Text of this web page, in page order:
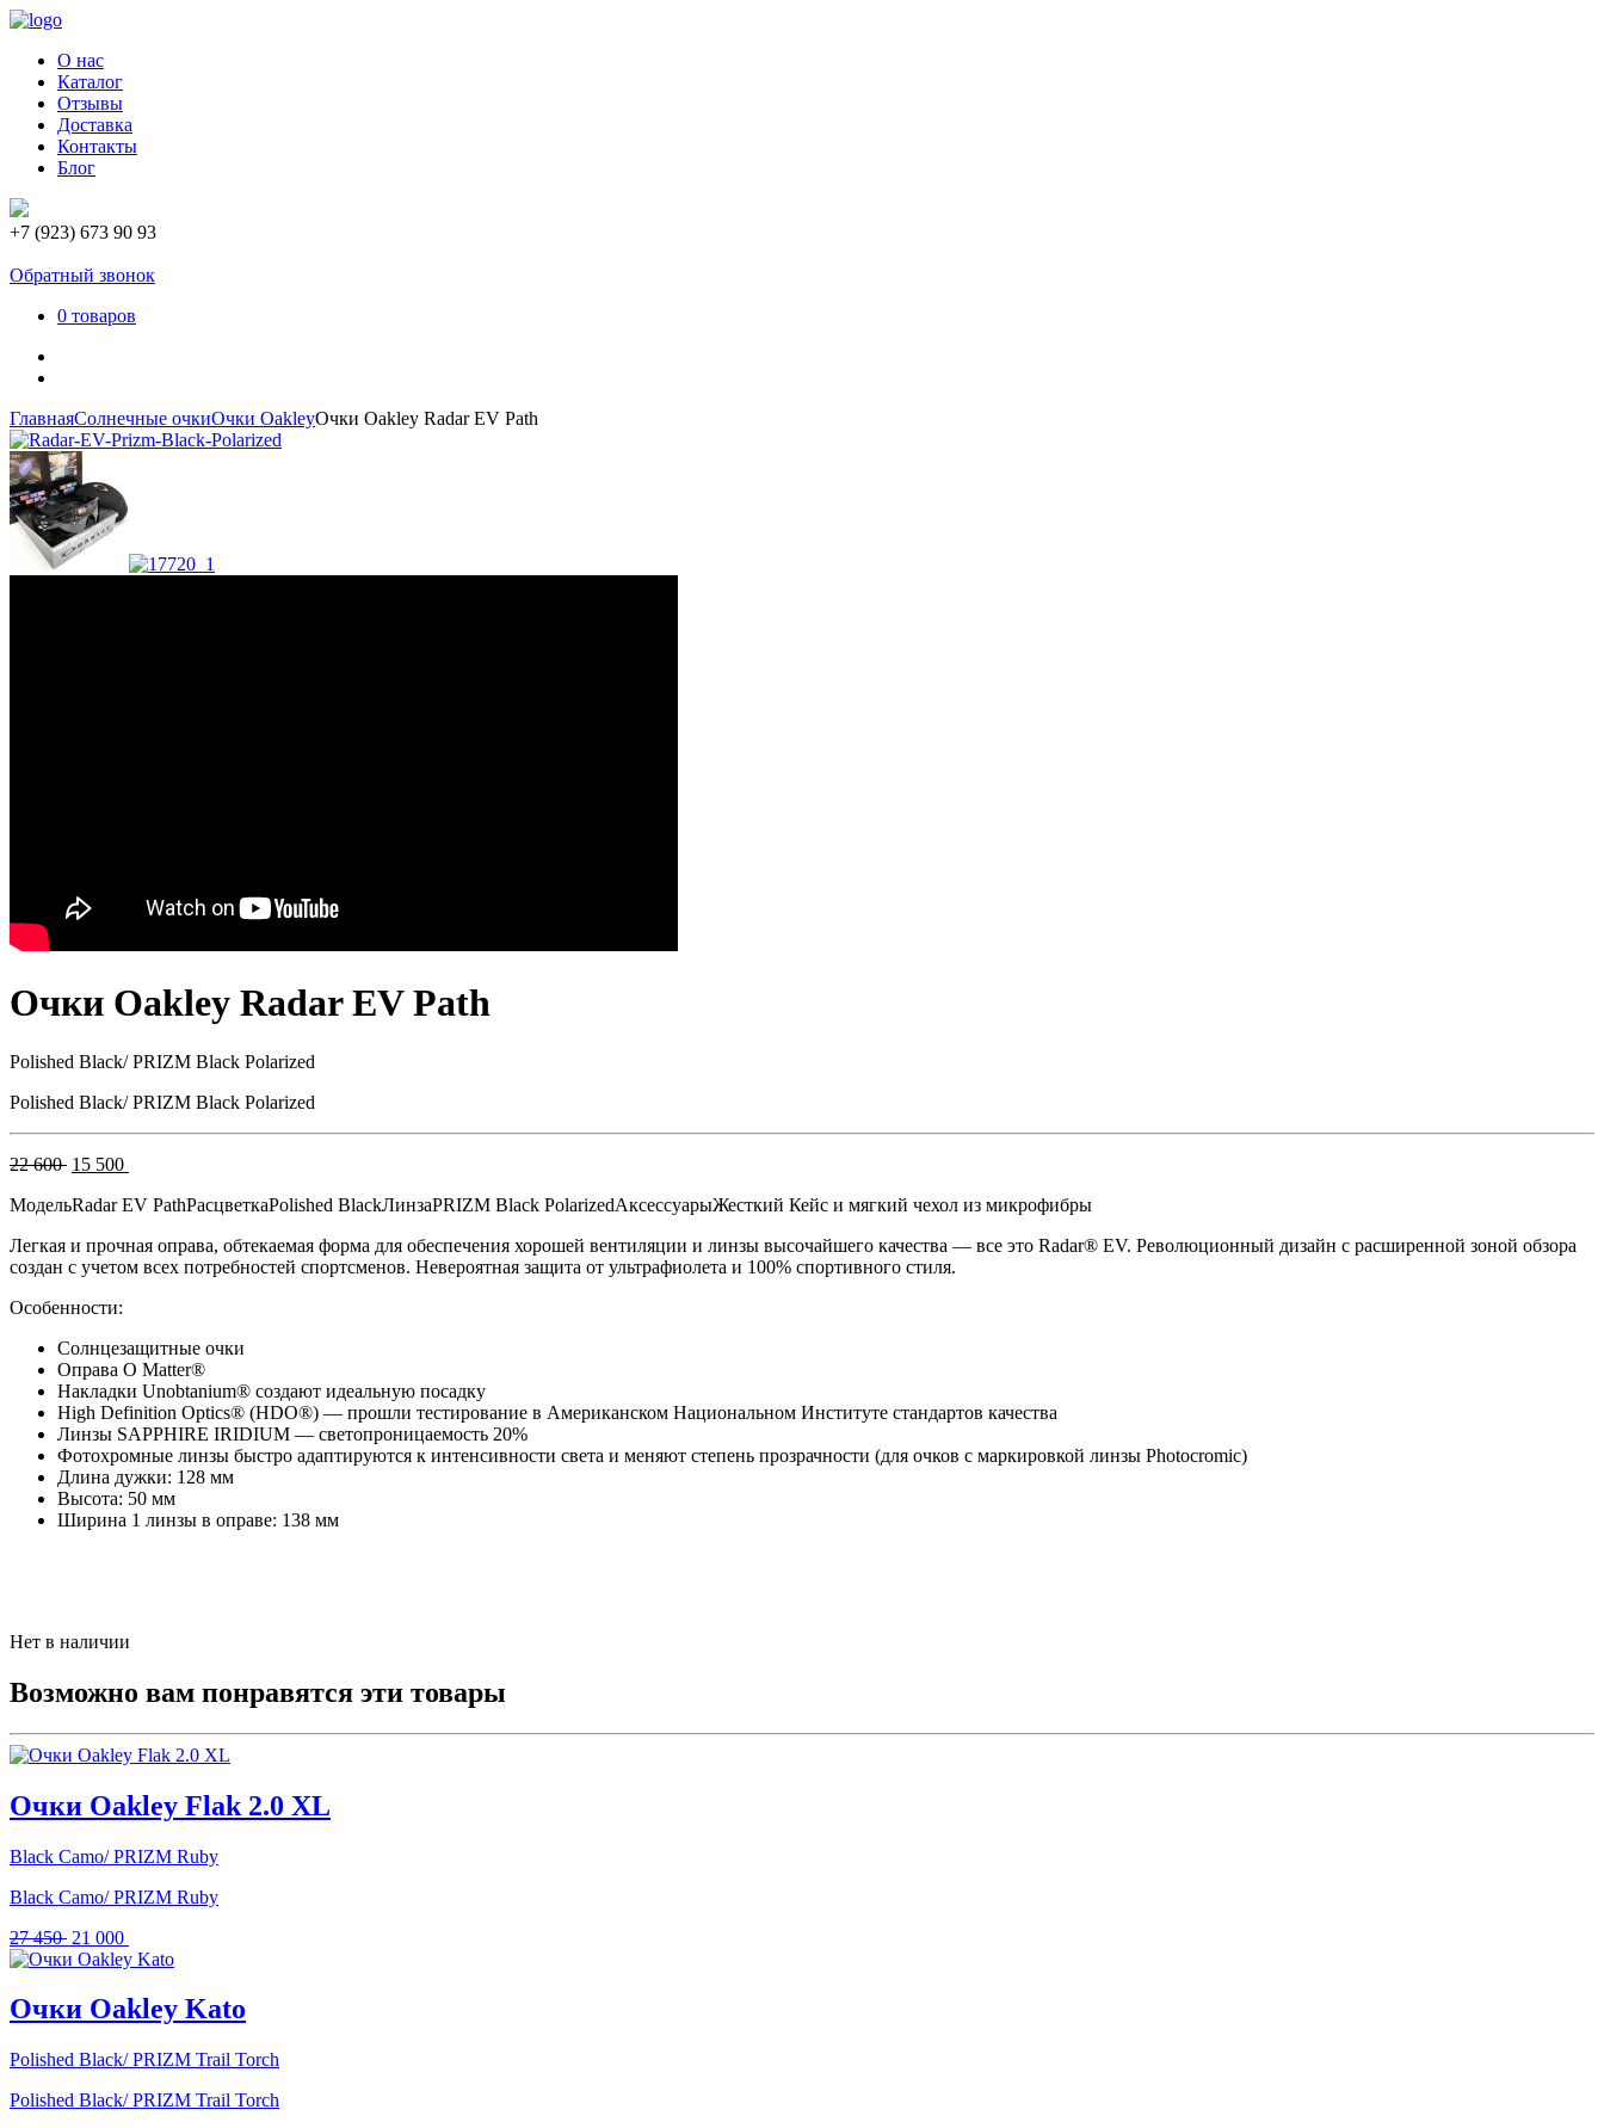
О нас
Каталог
Отзывы
Доставка
Контакты
Блог
+7 (923) 673 90 93
Обратный звонок
0 товаров
ГлавнаяСолнечные очкиОчки OakleyОчки Oakley Radar EV Path
Очки Oakley Radar EV Path
Polished Black/ PRIZM Black Polarized
Polished Black/ PRIZM Black Polarized
22 600 Первоначальная
составляла
600 .
15 500
15
МодельRadar EV PathРасцветкаPolished BlackЛинзаPRIZM Black PolarizedАксессуарыЖесткий Кейс и мягкий чехол из микрофибры
Легкая и прочная оправа, обтекаемая форма для обеспечения хорошей вентиляции и линзы высочайшего качества — все это Radar® EV. Революционный дизайн с расширенной зоной обзора
создан с учетом всех потребностей спортсменов. Невероятная защита от ультрафиолета и 100% спортивного стиля.
Особенности:
Солнцезащитные очки
Оправа O Matter®
Накладки Unobtanium® создают идеальную посадку
High Definition Optics® (HDO®) — прошли тестирование в Американском Национальном Институте стандартов качества
Линзы SAPPHIRE IRIDIUM — светопроницаемость 20%
Фотохромные линзы быстро адаптируются к интенсивности света и меняют степень прозрачности (для очков с маркировкой линзы Photocromic)
Длина дужки: 128 мм
Высота: 50 мм
Ширина 1 линзы в оправе: 138 мм
Нет в наличии
Возможно вам понравятся эти товары
Очки Oakley Flak 2.0 XL
Black Camo/ PRIZM Ruby
Black Camo/ PRIZM Ruby
27 450 Первоначальная
цена
27
450 .
21 000
цена:
000 .
Очки Oakley Kato
Polished Black/ PRIZM Trail Torch
Polished Black/ PRIZM Trail Torch